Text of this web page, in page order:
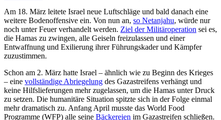
Am 18. März leitete Israel neue Luftschläge und bald danach eine
weitere Boden­offen­sive ein. Von nun an, so Netan­jahu, würde nur
noch unter Feuer verhan­delt werden. Ziel der Militäroperation sei es,
die Hamas zu zwingen, alle Geiseln frei­zu­lassen und einer
Entwaffnung und Exilie­rung ihrer Führungskader und Kämpfer
zuzu­stimmen.
Schon am 2. März hatte Israel – ähnlich wie zu Beginn des Krieges
– eine vollständige Abriegelung des Gazastreifens ver­hängt und
keine Hilfslieferungen mehr zu­gelassen, um die Hamas unter Druck
zu setzen. Die humanitäre Situation spitzte sich in der Folge einmal
mehr dramatisch zu. Anfang April musste das World Food
Programme (WFP) alle seine Bäckereien im Gazastreifen schließen.